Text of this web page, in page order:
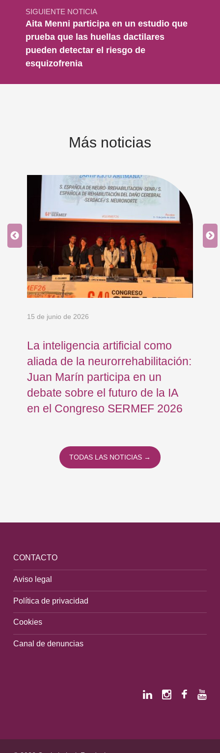
SIGUIENTE NOTICIA
Aita Menni participa en un estudio que
prueba que las huellas dactilares
pueden detectar el riesgo de
esquizofrenia
Más noticias
15 de junio de 2026
La inteligencia artificial como
aliada de la neurorrehabilitación:
Juan Marín participa en un
debate sobre el futuro de la IA
en el Congreso SERMEF 2026
TODAS LAS NOTICIAS →
CONTACTO
Aviso legal
Política de privacidad
Cookies
Canal de denuncias